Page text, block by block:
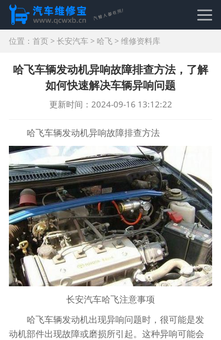
位置： 首页> 长安汽车 > 哈飞 > 维修资料库
哈飞车辆发动机异响故障排查方法，了解
如何快速解决车辆异响问题
更新时间：2024-09-16 13:12:22
哈飞车辆发动机异响故障排查方法
长安汽车哈飞注意事项
哈飞车辆发动机出现异响问题时，很可能是发
动机部件出现故障或磨损所引起。这种异响可能会